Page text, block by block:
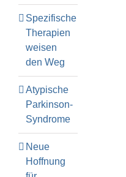
Spezifische
Therapien
weisen
den Weg
Atypische
Parkinson-
Syndrome
Neue
Hoffnung